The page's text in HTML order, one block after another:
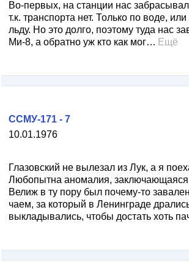
Во-первых, на станции нас
т.к. транспорта нет. Только по воде,
льду. Но это долго, поэтому туда нас
Ми-8, а обратно уж кто как мог… Ещё
10.01.1976
ССМУ-171 - 7
Глазовский не вылезал из Лук, а я
Любопытна аномалия, заключающаяся
Велиж в ту пору был почему-то
чаем, за который в Ленинграде
выкладывались, чтобы достать хоть